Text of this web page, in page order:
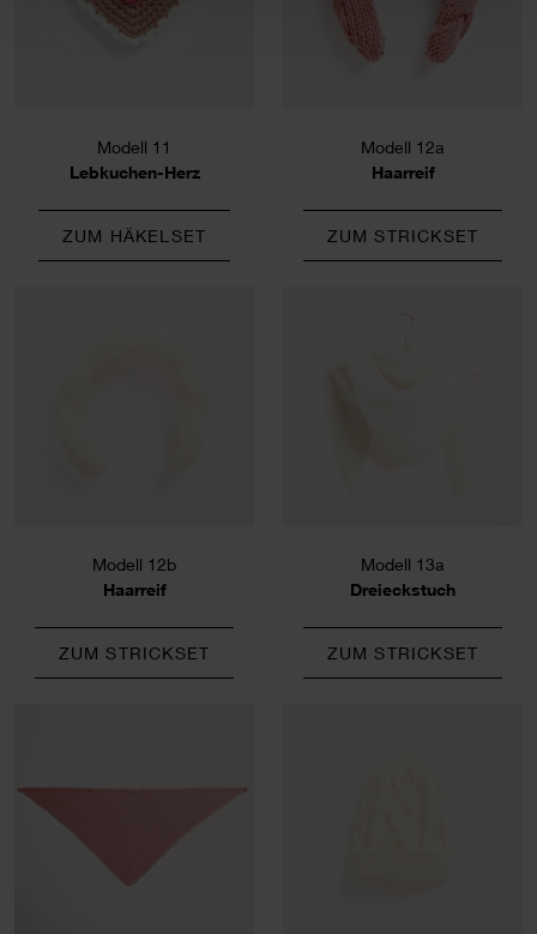
Modell 11
Lebkuchen-Herz
ZUM HÄKELSET
Modell 12a
Haarreif
ZUM STRICKSET
Modell 12b
Haarreif
ZUM STRICKSET
Modell 13a
Dreieckstuch
ZUM STRICKSET